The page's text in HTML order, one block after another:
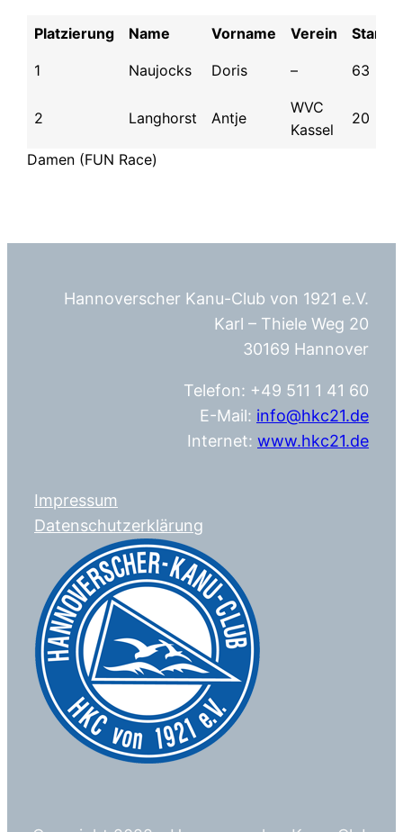
Platzierung Name Vorname Verein
1 Naujocks Doris – 63
2 Langhorst Antje
WVC
Kassel
20
Damen (FUN Race)
Hannoverscher Kanu-Club von 1921 e.V.
Karl – Thiele Weg 20
30169 Hannover
Telefon: +49 511 1 41 60
E-Mail: info@hkc21.de
Internet: www.hkc21.de
Impressum
Datenschutzerklärung